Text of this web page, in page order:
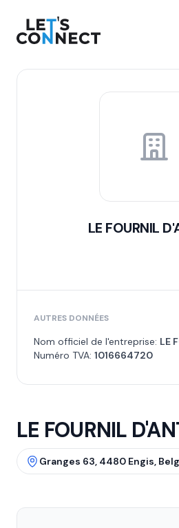
Let's Connect
le menu
LE FOURNIL
AUTRES DONNÉES
Nom officiel de l'entreprise: LE
Numéro TVA: 1016664720
LE FOURNIL
Granges 63, 4480 Engis,